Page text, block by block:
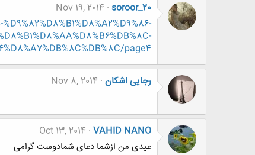
soroor_20
Nov 19, 2014
page4
رجایی اشکان Nov 8, 2014
VAHID NANO
Oct 13, 2014
عیدی من ازشما دعای شمادوست گرامی